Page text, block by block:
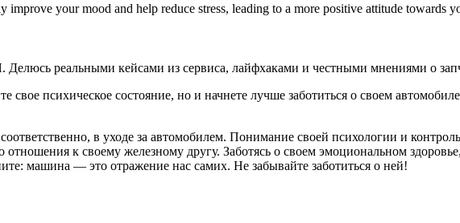
improve your mood and help reduce stress, leading to a more positive attitude towards
реальными кейсами из сервиса, лайфхаками и честными мнениями о
психическое состояние, но и начнете лучше заботиться о своем
в уходе за автомобилем. Понимание своей психологии и
отношения к своему железному другу. Заботясь о своем эмоциональном
машина — это отражение нас самих. Не забывайте заботиться о ней!